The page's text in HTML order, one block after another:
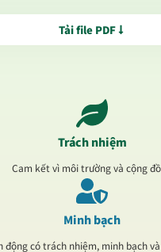
Tải file PDF
Trách nhiệm
Cam kết vì môi trường và cộng
Minh bạch
động có trách nhiệm, minh bạch